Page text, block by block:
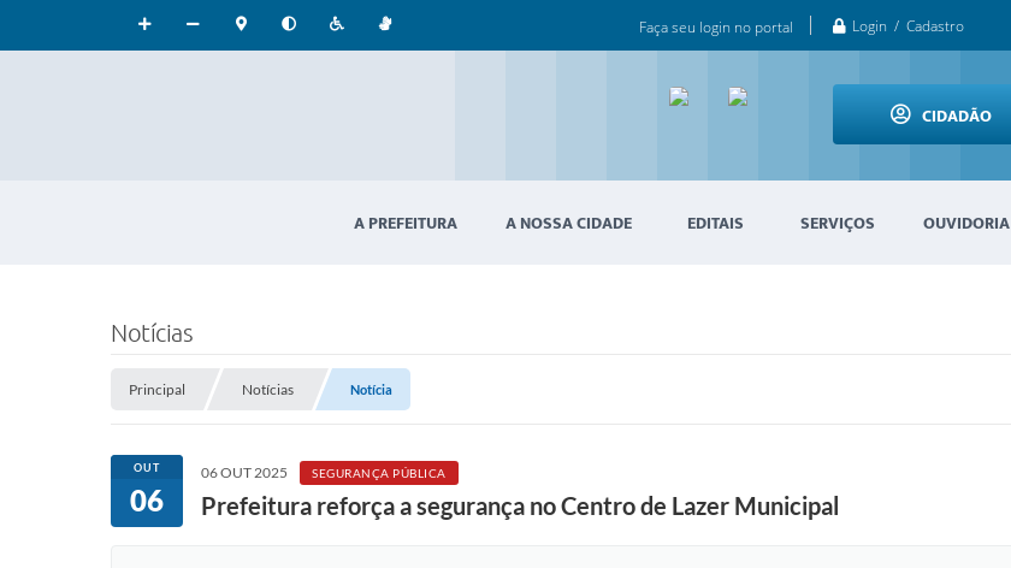
Faça seu login no portal Login / Cadastro
CIDADÃO
A PREFEITURA A NOSSA CIDADE EDITAIS SERVIÇOS OUVIDORIA
Notícias
Principal Notícias Notícia
OUT
06
06 OUT 2025 SEGURANÇA PÚBLICA
Prefeitura reforça a segurança no Centro de Lazer Municipal